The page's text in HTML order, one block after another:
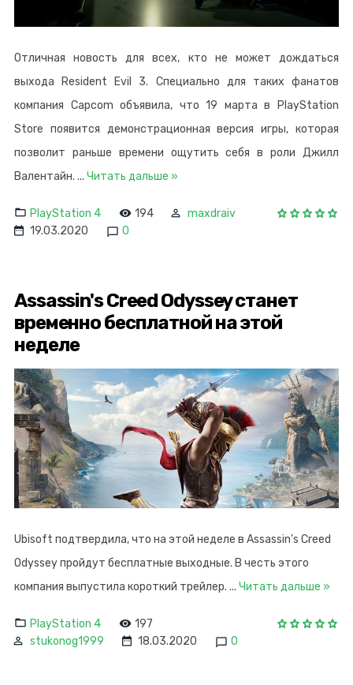
Отличная новость для всех, кто не может дождаться
выхода Resident Evil 3. Специально для таких фанатов
компания Capcom объявила, что 19 марта в PlayStation
Store появится демонстрационная версия игры, которая
позволит раньше времени ощутить себя в роли Джилл
Валентайн. ... Читать дальше »
PlayStation 4 194
maxdraiv
19.03.2020
0
Assassin's Creed Odyssey станет
временно бесплатной на этой
неделе
Ubisoft подтвердила, что на этой неделе в Assassin's Creed
Odyssey пройдут бесплатные выходные. В честь этого
компания выпустила короткий трейлер. ... Читать дальше »
PlayStation 4
197
stukonog1999
18.03.2020 0